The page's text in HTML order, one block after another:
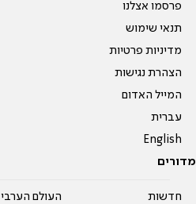
פרסמו אצלנו
תנאי שימוש
מדיניות פרטיות
הצהרת נגישות
המייל האדום
עברית
English
מדורים
חדשות העולם הערבי